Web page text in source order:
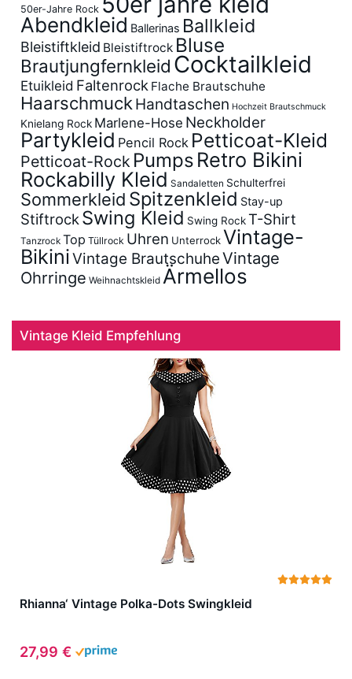
50er-Jahre Rock
Abendkleid Ballerinas Ballkleid
Bleistiftkleid Bleistiftrock Bluse
Brautjungfernkleid Cocktailkleid
Etuikleid Faltenrock Flache Brautschuhe
Haarschmuck Handtaschen Hochzeit Brautschmuck
Knielang Rock Marlene-Hose Neckholder
Partykleid Pencil Rock Petticoat-Kleid
Petticoat-Rock Pumps Retro Bikini
Rockabilly Kleid Sandaletten Schulterfrei
Sommerkleid Spitzenkleid Stay-up
Stiftrock Swing Kleid Swing RockT-Shirt
Tanzrock Top Tüllrock Uhren UnterrockVintage-
BikiniVintage BrautschuheVintage
Ohrringe Weihnachtskleid Ärmellos
Vintage Kleid Empfehlung
Rhianna‘ Vintage Polka-Dots Swingkleid
27,99 €